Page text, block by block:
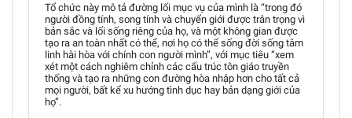
Tổ chức này mô tả đường lối mục vụ của mình là “trong đó
người đồng tính, song tính và chuyển giới được trân trọng vì
bản sắc và lối sống riêng của họ, và một không gian được
tạo ra an toàn nhất có thể, nơi họ có thể sống đời sống tâm
linh hài hòa với chính con người mình”, với mục tiêu “xem
xét một cách nghiêm chỉnh các cấu trúc tôn giáo truyền
thống và tạo ra những con đường hòa nhập hơn cho tất cả
mọi người, bất kể xu hướng tình dục hay bản dạng giới của
họ”.